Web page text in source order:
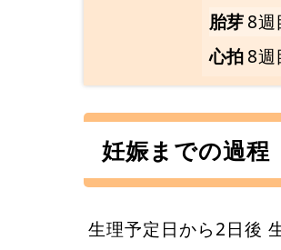
胎芽8週
心拍8週
妊娠までの過程
生理予定日から2日後